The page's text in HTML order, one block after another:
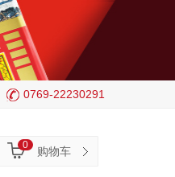
0769-22230291
购物车
0